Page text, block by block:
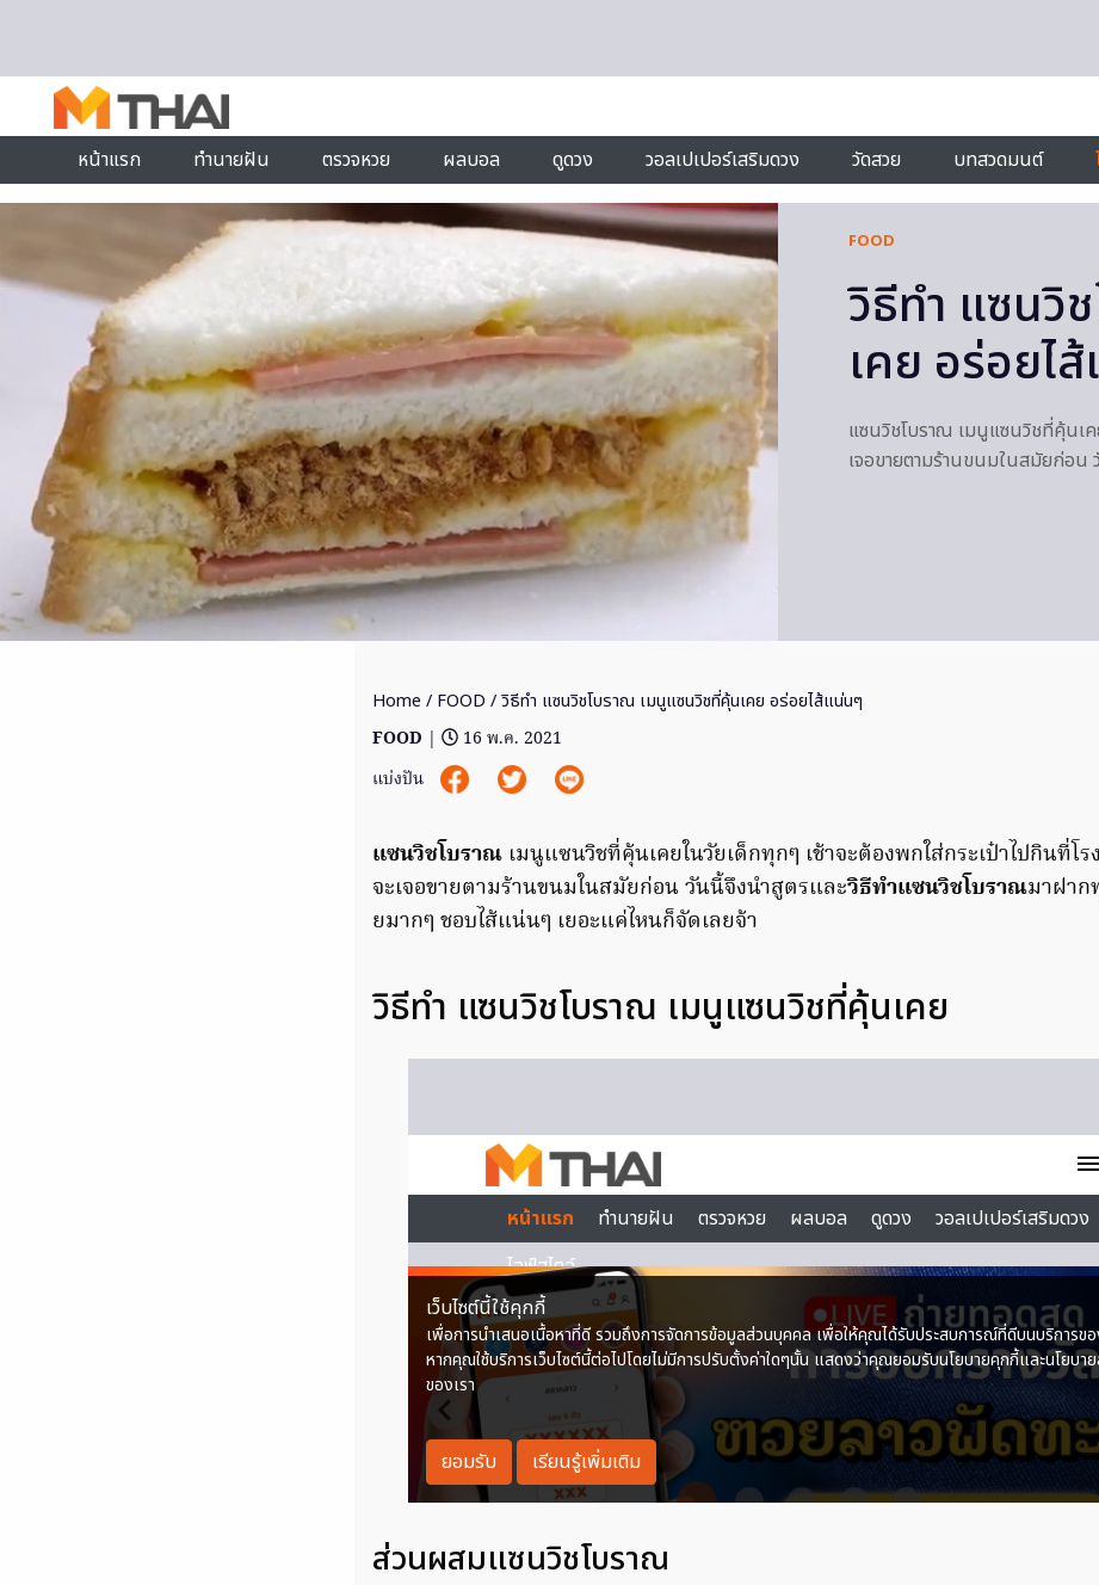
หน้าแรก
ทำนายฝัน ตรวจหวย ผลบอล ดูดวง วอลเปเปอร์เสริมดวง วัดสวย บทสวดมนต์
FOOD
วิธีทำ แซนวิ
เคย อร่อยไ
แซนวิชโบราณ เมนูแซนวิชที่คุ้นเค
เจอขายตามร้านขนมในสมัยก่อน
Home / FOOD / วิธีทำ แซนวิชโบราณ เมนูแซนวิชที่คุ้นเคย อร่อยไส้แน่นๆ
FOOD |
16 พ.ค. 2021
แบ่งปัน
แซนวิชโบราณ เมนูแซนวิชที่คุ้นเคยในวัยเด็กทุกๆ เช้าจะต้องพกใส่กระเป๋าไปกินที่โ
จะเจอขายตามร้านขนมในสมัยก่อน วันนี้จึงนำสูตรและวิธีทำแซนวิชโบราณมาฝาก
ยมากๆ ชอบไส้แน่นๆ เยอะแค่ไหนก็จัดเลยจ้า
วิธีทำ แซนวิชโบราณ เมนูแซนวิชที่คุ้นเคย
ส่วนผสมแซนวิชโบราณ